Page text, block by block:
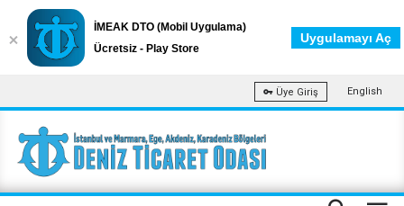
Üye Giriş English
İMEAK DTO (Mobil Uygulama)
Ücretsiz - Play Store
Uygulamayı Aç